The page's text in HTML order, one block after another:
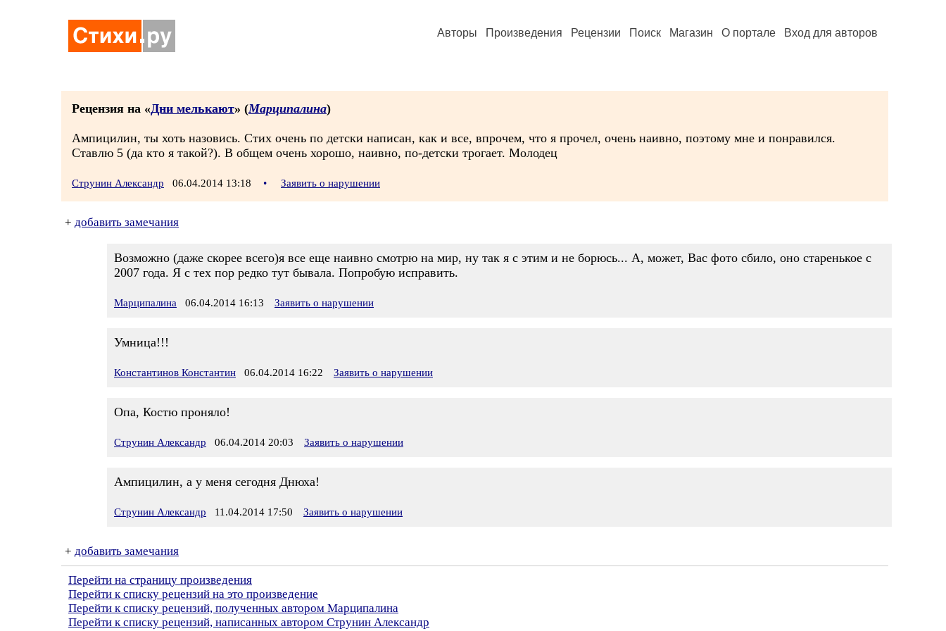
Авторы Произведения Рецензии Поиск Магазин О портале Вход для авторов
Рецензия на «Дни мелькают» (Марципалина)
Ампицилин, ты хоть назовись. Стих очень по детски написан, как и все, впрочем, что я прочел, очень наивно, поэтому мне и понравился.
Ставлю 5 (да кто я такой?). В общем очень хорошо, наивно, по-детски трогает. Молодец
Струнин Александр 06.04.2014 13:18 • Заявить о нарушении
+ добавить замечания
Возможно (даже скорее всего)я все еще наивно смотрю на мир, ну так я с этим и не борюсь... А, может, Вас фото сбило, оно старенькое с
2007 года. Я с тех пор редко тут бывала. Попробую исправить.
Марципалина 06.04.2014 16:13 Заявить о нарушении
Умница!!!
Константинов Константин 06.04.2014 16:22 Заявить о нарушении
Опа, Костю проняло!
Струнин Александр 06.04.2014 20:03 Заявить о нарушении
Ампицилин, а у меня сегодня Днюха!
Струнин Александр 11.04.2014 17:50 Заявить о нарушении
+ добавить замечания
Перейти на страницу произведения
Перейти к списку рецензий на это произведение
Перейти к списку рецензий, полученных автором Марципалина
Перейти к списку рецензий, написанных автором Струнин Александр